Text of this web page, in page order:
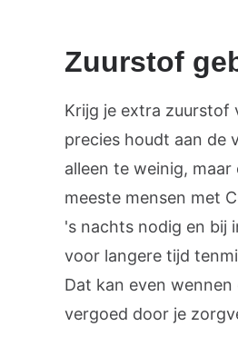
Zuurstof
Krijg je extra zuurstof
precies houdt aan de
alleen te weinig,
meeste mensen met
's nachts nodig en bij
voor langere tijd
Dat kan even
vergoed door je